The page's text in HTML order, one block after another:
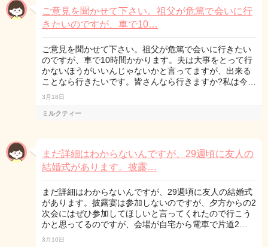
ご意見を聞かせて下さい。祖父が危篤で会いに行
きたいのですが、車で10…
ご意見を聞かせて下さい。祖父が危篤で会いに行きたい
のですが、車で10時間かかります。夫は大事をとって行
かないほうがいいんじゃないかと言ってますが、出来る
ことなら行きたいです。皆さんなら行きますか?私は今…
3月18日
ミルクティー
まだ詳細はわからないんですが、29週頃に友人の
結婚式があります。披露…
まだ詳細はわからないんですが、29週頃に友人の結婚式
があります。披露宴は参加しないのですが、夕方からの2
次会にはぜひ参加してほしいと言ってくれたので行こう
かと思ってるのですが、会場が自宅から電車で片道2…
3月10日